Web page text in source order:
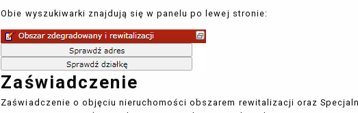
Obie wyszukiwarki znajdują się w panelu po lewej stronie:
Zaświadczenie
Zaświadczenie o objęciu nieruchomości obszarem rewitalizacji oraz